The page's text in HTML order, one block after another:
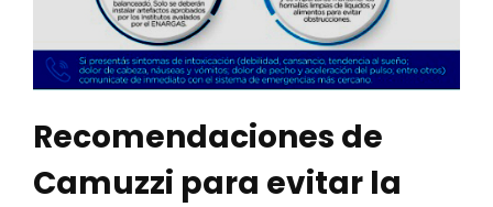
Recomendaciones de
Camuzzi para evitar la